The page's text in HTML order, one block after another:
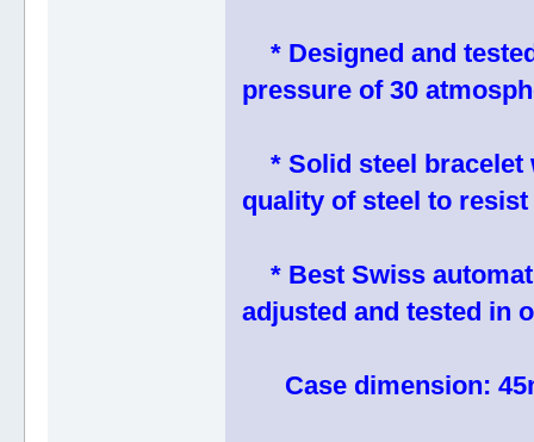
* Designed and
pressure of 30
* Solid steel bracelet
quality of steel to
* Best Swiss
adjusted and tested in
Case dimension: